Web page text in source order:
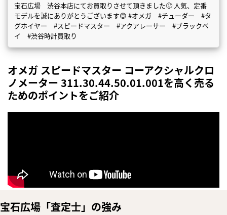
宝石広場 渋谷本店にてお買取りさせて頂きました🙂 人気、定番
モデルを誠にありがとうございます😊 #オメガ #チューダー #タ
グホイヤー #スピードマスター #アクアレーサー #ブラックベ
イ #渋谷時計買取り
オメガ スピードマスター コーアクシャルクロ
ノメーター 311.30.44.50.01.001を高く売る
ためのポイントをご紹介
宝石広場「査定士」の強み